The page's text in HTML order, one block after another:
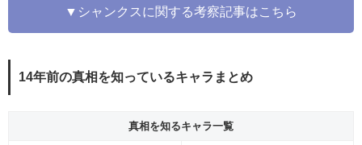
▼シャンクスに関する考察記事はこちら
14年前の真相を知っているキャラまとめ
真相を知るキャラ一覧